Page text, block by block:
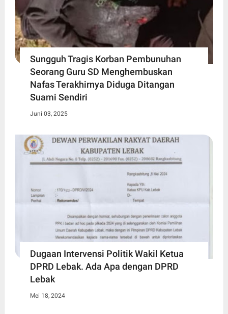
Sungguh Tragis Korban Pembunuhan
Seorang Guru SD Menghembuskan
Nafas Terakhirnya Diduga Ditangan
Suami Sendiri
Juni 03, 2025
Dugaan Intervensi Politik Wakil Ketua
DPRD Lebak. Ada Apa dengan DPRD
Lebak
Mei 18, 2024